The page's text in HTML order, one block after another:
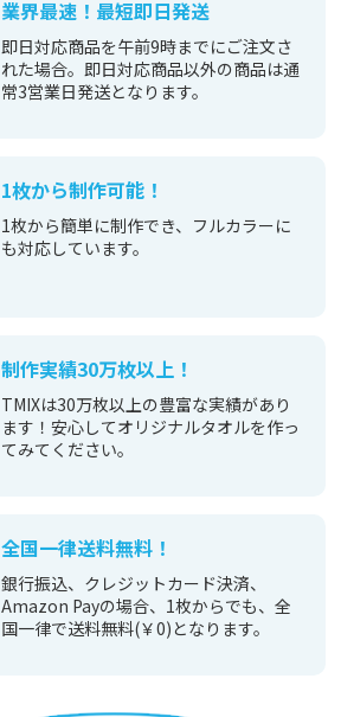
業界最速！最短即日発送
即日対応商品を午前9時までにご注文さ
れた場合。即日対応商品以外の商品は通
常3営業日発送となります。
1枚から制作可能！
1枚から簡単に制作でき、フルカラーに
も対応しています。
制作実績30万枚以上！
TMIXは30万枚以上の豊富な実績があり
ます！安心してオリジナルタオルを作っ
てみてください。
全国一律送料無料！
銀行振込、クレジットカード決済、
Amazon Payの場合、1枚からでも、全
国一律で送料無料(￥0)となります。